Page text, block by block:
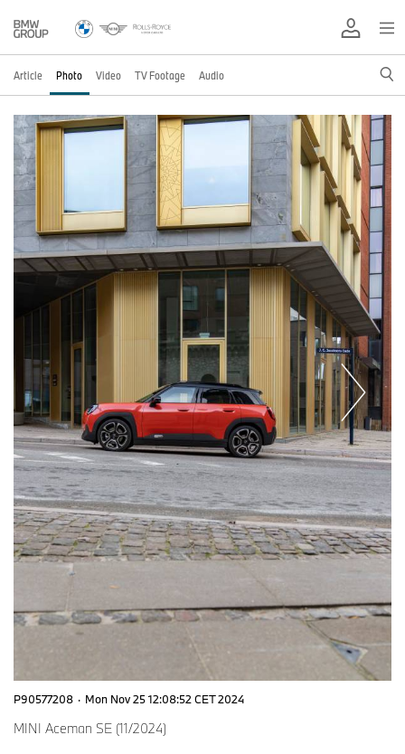
Article Photo Video TV Footage Audio
P90577208 · Mon Nov 25 12:08:52 CET 2024
MINI Aceman SE (11/2024)